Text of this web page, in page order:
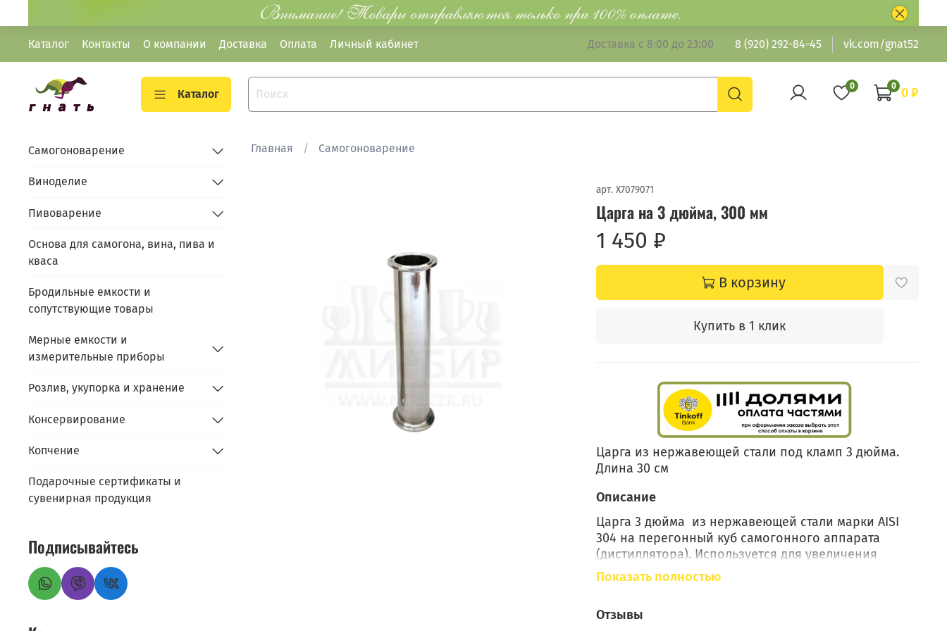
Каталог Контакты О компании Доставка Оплата Личный кабинет Доставка с 8:00 до 23:00 8 (920) 292-84-45 vk.com/gnat52
Каталог
0 0 0 ₽
Главная Самогоноварение
арт. X7079071
Царга на 3 дюйма, 300 мм
1 450 ₽
В корзину
Купить в 1 клик
Царга из нержавеющей стали под кламп 3 дюйма.
Длина 30 см
Описание
Царга 3 дюйма из нержавеющей стали марки AISI
304 на перегонный куб самогонного аппарата
(дистиллятора). Используется для увеличения
высоты ректификационной колонны. Благодаря
привкус.
Показать полностью
Отзывы
Самогоноварение
Виноделие
Пивоварение
Основа для самогона, вина, пива и
кваса
Бродильные емкости и
сопутствующие товары
Мерные емкости и
измерительные приборы
Розлив, укупорка и хранение
Консервирование
Копчение
Подарочные сертификаты и
сувенирная продукция
Подписывайтесь